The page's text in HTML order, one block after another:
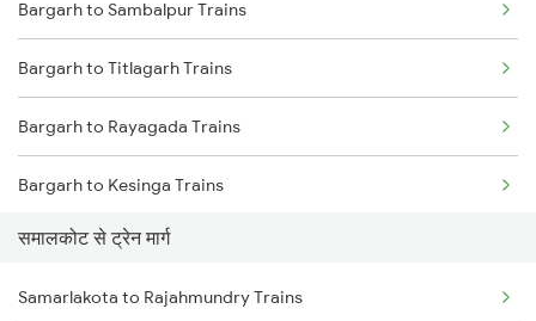
Mumbai to Delhi Trains
Mumbai to Goa Trains
Chennai to Coimbatore Trains
Bargarh to Sambalpur Trains
Bargarh to Titlagarh Trains
Bargarh to Rayagada Trains
Bargarh to Kesinga Trains
Bargarh to Jharsuguda Trains
Bargarh to Angul Trains
समालकोट से ट्रेन मार्ग
Samarlakota to Rajahmundry Trains